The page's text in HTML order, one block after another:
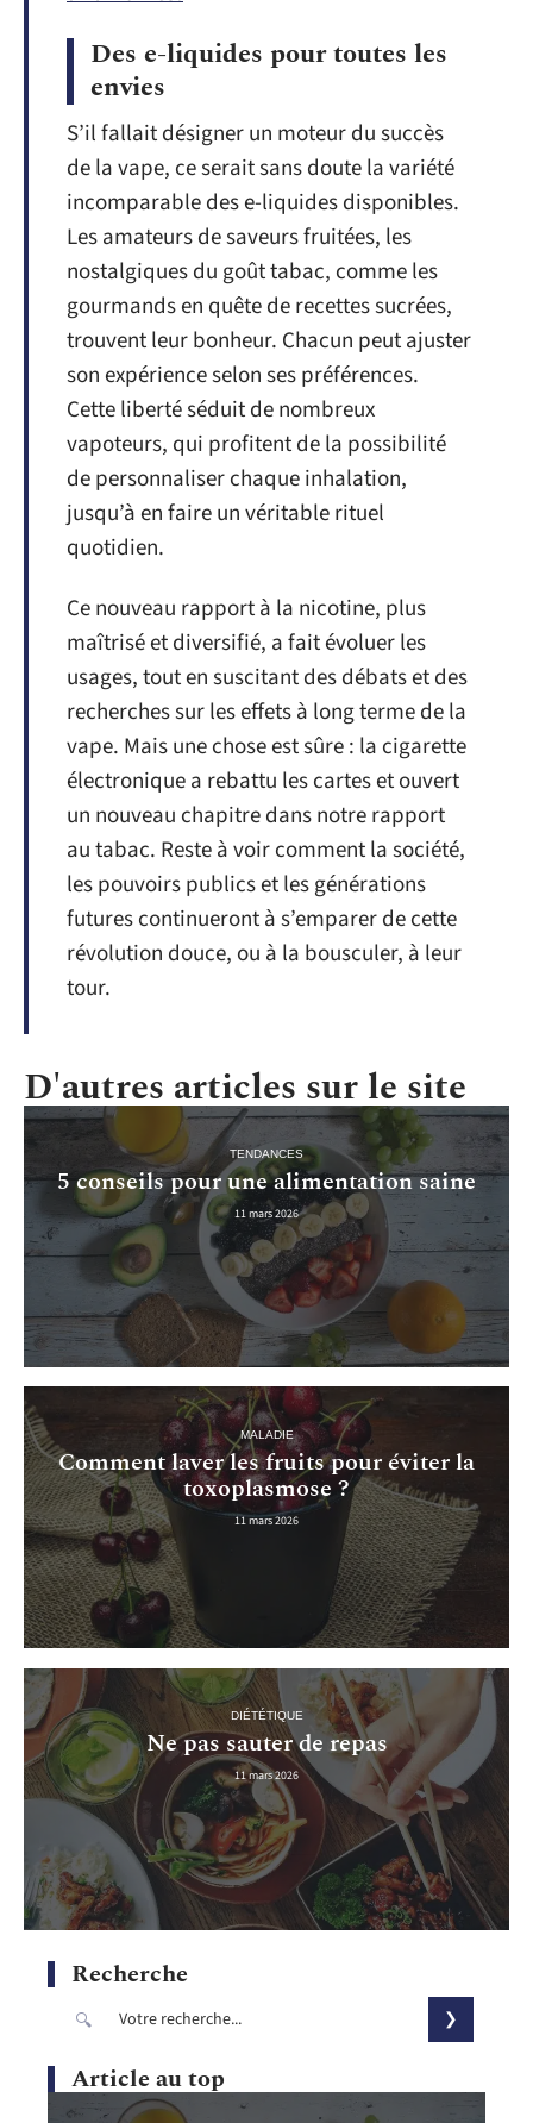
Des e-liquides pour toutes les
envies
S’il fallait désigner un moteur du succès
de la vape, ce serait sans doute la variété
incomparable des e-liquides disponibles.
Les amateurs de saveurs fruitées, les
nostalgiques du goût tabac, comme les
gourmands en quête de recettes sucrées,
trouvent leur bonheur. Chacun peut ajuster
son expérience selon ses préférences.
Cette liberté séduit de nombreux
vapoteurs, qui profitent de la possibilité
de personnaliser chaque inhalation,
jusqu’à en faire un véritable rituel
quotidien.
Ce nouveau rapport à la nicotine, plus
maîtrisé et diversifié, a fait évoluer les
usages, tout en suscitant des débats et des
recherches sur les effets à long terme de la
vape. Mais une chose est sûre : la cigarette
électronique a rebattu les cartes et ouvert
un nouveau chapitre dans notre rapport
au tabac. Reste à voir comment la société,
les pouvoirs publics et les générations
futures continueront à s’emparer de cette
révolution douce, ou à la bousculer, à leur
tour.
D'autres articles sur le site
TENDANCES
5 conseils pour une alimentation saine
11 mars 2026
MALADIE
Comment laver les fruits pour éviter la
toxoplasmose ?
11 mars 2026
DIÉTÉTIQUE
Ne pas sauter de repas
11 mars 2026
Recherche
Article au top